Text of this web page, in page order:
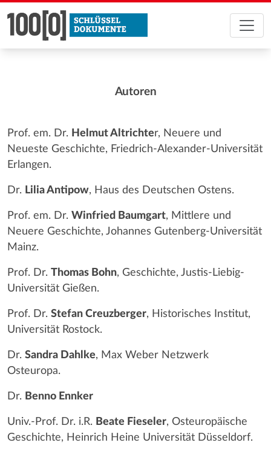
Autoren
Prof. em. Dr. Helmut Altrichter, Neuere und
Neueste Geschichte, Friedrich-Alexander-Universität
Erlangen.
Dr. Lilia Antipow, Haus des Deutschen Ostens.
Prof. em. Dr. Winfried Baumgart, Mittlere und
Neuere Geschichte, Johannes Gutenberg-Universität
Mainz.
Prof. Dr. Thomas Bohn, Geschichte, Justis-Liebig-
Universität Gießen.
Prof. Dr. Stefan Creuzberger, Historisches Institut,
Universität Rostock.
Dr. Sandra Dahlke, Max Weber Netzwerk
Osteuropa.
Dr. Benno Ennker
Univ.-Prof. Dr. i.R. Beate Fieseler, Osteuropäische
Geschichte, Heinrich Heine Universität Düsseldorf.